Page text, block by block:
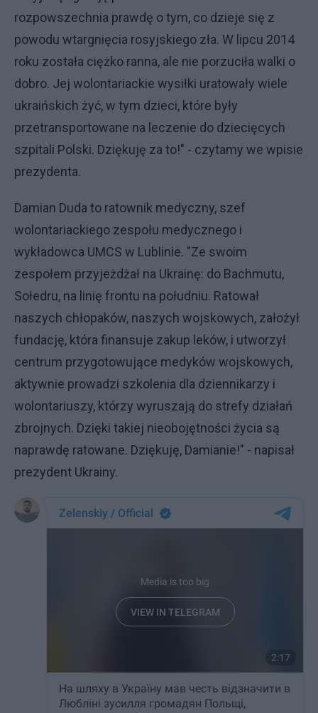
rozpowszechnia prawdę o tym, co dzieje się z
powodu wtargnięcia rosyjskiego zła. W lipcu 2014
roku została ciężko ranna, ale nie porzuciła walki o
dobro. Jej wolontariackie wysiłki uratowały wiele
ukraińskich żyć, w tym dzieci, które były
przetransportowane na leczenie do dziecięcych
szpitali Polski. Dziękuję za to!" - czytamy we wpisie
prezydenta.
Damian Duda to ratownik medyczny, szef
wolontariackiego zespołu medycznego i
wykładowca UMCS w Lublinie. "Ze swoim
zespołem przyjeżdżał na Ukrainę: do Bachmutu,
Sołedru, na linię frontu na południu. Ratował
naszych chłopaków, naszych wojskowych, założył
fundację, która finansuje zakup leków, i utworzył
centrum przygotowujące medyków wojskowych,
aktywnie prowadzi szkolenia dla dziennikarzy i
wolontariuszy, którzy wyruszają do strefy działań
zbrojnych. Dzięki takiej nieobojętności życia są
naprawdę ratowane. Dziękuję, Damianie!" - napisał
prezydent Ukrainy.